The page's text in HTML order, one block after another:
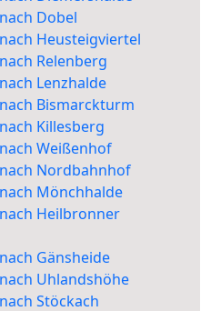
Dobel
Heusteigviertel
Relenberg
Lenzhalde
Bismarckturm
Killesberg
Weißenhof
Nordbahnhof
Mönchhalde
Heilbronner
Gänsheide
Uhlandshöhe
Stöckach